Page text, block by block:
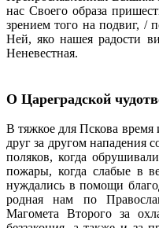
нас Своего образа
зрением того на подвиг, /
Ней, яко нашея радости
Неневестная.
О Цареградской
В тяжкое для Пскова время
друг за другом нападения
поляков, когда
пожары, когда слабые в
нуждались в помощи
родная нам по
Магомета Второго за